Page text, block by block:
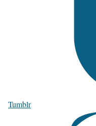
Tumblr